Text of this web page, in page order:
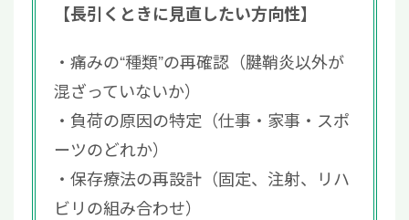
【長引くときに見直したい方向性】
痛みの“種類”の再確認（腱鞘炎以外が
混ざっていないか）
負荷の原因の特定（仕事・家事・スポ
ーツのどれか）
保存療法の再設計（固定、注射、リハ
ビリの組み合わせ）